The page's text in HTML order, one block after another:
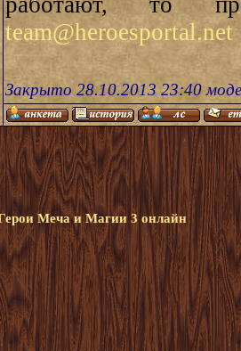
team@heroesportal.net
Закрыто 28.10.2013 23:40
Меча и Магии 3 онлайн